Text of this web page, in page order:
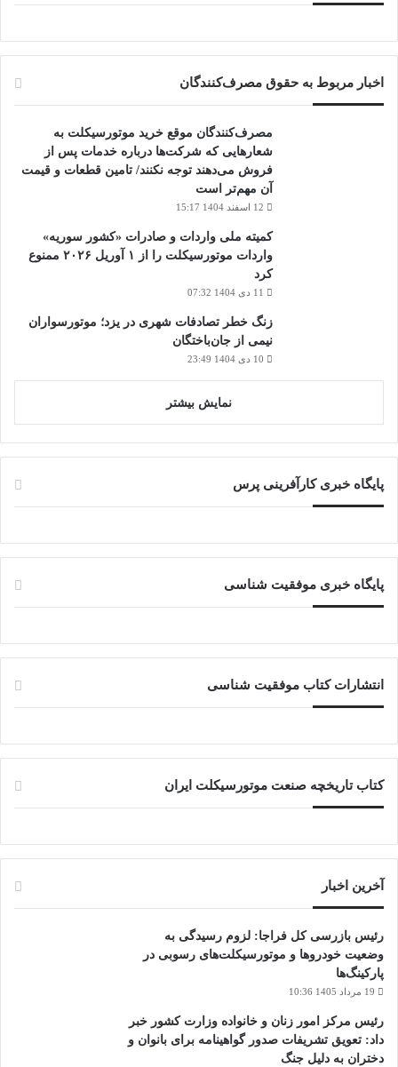
اخبار مربوط به حقوق مصرف‌کنندگان
مصرف‌کنندگان موقع خرید موتورسیکلت به
شعارهایی که شرکت‌ها درباره خدمات پس از
فروش می‌دهند توجه نکنند/ تامین قطعات و قیمت
آن مهم‌تر است
12 اسفند 1404 15:17
کمیته ملی واردات و صادرات «کشور سوریه»
واردات موتورسیکلت را از ۱ آوریل ۲۰۲۶ ممنوع
کرد
11 دی 1404 07:32
زنگ خطر تصادفات شهری در یزد؛ موتورسواران
نیمی از جان‌باختگان
10 دی 1404 23:49
نمایش بیشتر
پایگاه خبری کارآفرینی پرس
پایگاه خبری موفقیت شناسی
انتشارات کتاب موفقیت شناسی
کتاب تاریخچه صنعت موتورسیکلت ایران
آخرین اخبار
رئیس بازرسی کل فراجا: لزوم رسیدگی به
وضعیت خودروها و موتورسیکلت‌های رسوبی در
پارکینگ‌ها
19 مرداد 1405 10:36
رئیس مرکز امور زنان و خانواده وزارت کشور خبر
داد: تعویق تشریفات صدور گواهینامه برای بانوان و
دختران به دلیل جنگ